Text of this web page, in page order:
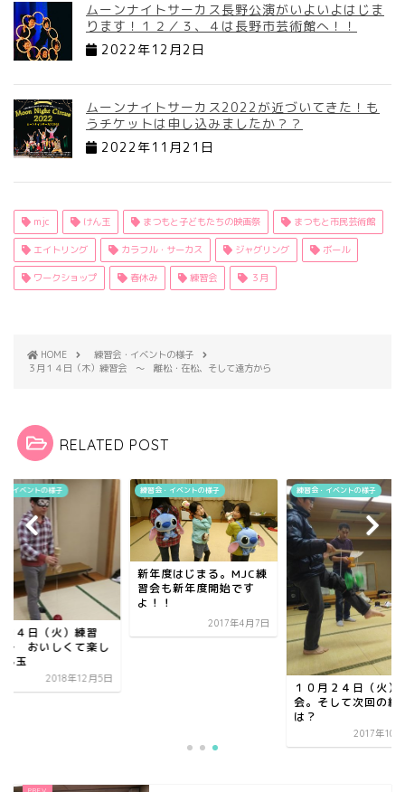
ムーンナイトサーカス長野公演がいよいよはじま
ります！１２／３、４は長野市芸術館へ！！
2022年12月2日
ムーンナイトサーカス2022が近づいてきた！も
うチケットは申し込みましたか？？
2022年11月21日
mjc けん玉 まつもと子どもたちの映画祭 まつもと市民芸術館
エイトリング カラフル・サーカス ジャグリング ボール
ワークショップ 春休み 練習会 ３月
HOME
練習会・イベントの様子
３月１４日（木）練習会 ～ 離松・在松、そして遠方から
RELATED POST
・イベントの様子
月４日（火）練習
おいしくて楽し
ん玉
2018年12月5日
練習会・イベントの様子
新年度はじまる。MJC練
習会も新年度開始です
よ！！
2017年4月7日
練習会・イベントの様子
１０月２４日（火）
会。そして次回の練
は？
2017年10